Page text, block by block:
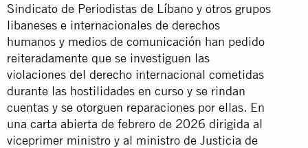
Sindicato de Periodistas de Líbano y otros grupos
libaneses e internacionales de derechos
humanos y medios de comunicación han pedido
reiteradamente que se investiguen las
violaciones del derecho internacional cometidas
durante las hostilidades en curso y se rindan
cuentas y se otorguen reparaciones por ellas. En
una carta abierta de febrero de 2026 dirigida al
viceprimer ministro y al ministro de Justicia de